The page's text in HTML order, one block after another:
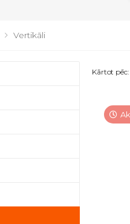
Vertikāli
Kārtot pēc: